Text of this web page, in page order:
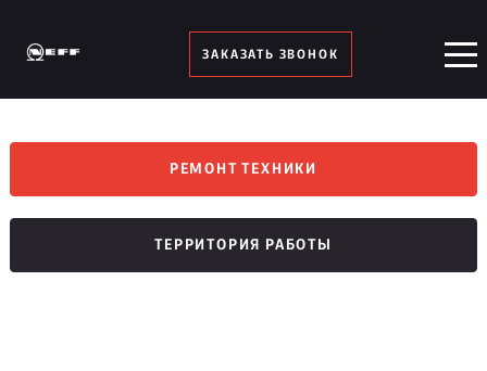
ЗАКАЗАТЬ ЗВОНОК
РЕМОНТ ТЕХНИКИ
ТЕРРИТОРИЯ РАБОТЫ